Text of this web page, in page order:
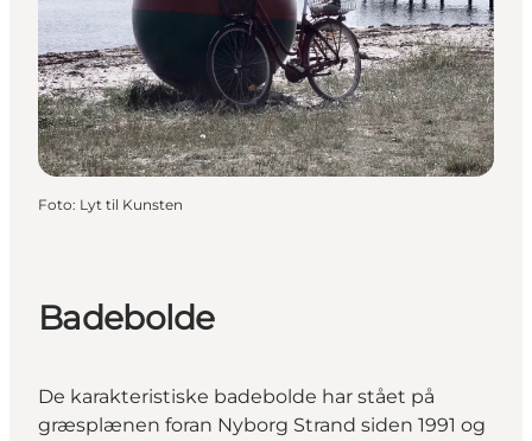
Foto: Lyt til Kunsten
Badebolde
De karakteristiske badebolde har stået på
græsplænen foran Nyborg Strand siden 1991 og